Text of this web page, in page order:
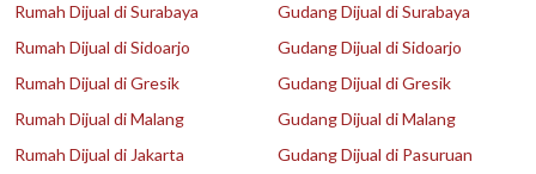
Rumah Dijual di Surabaya
Rumah Dijual di Sidoarjo
Rumah Dijual di Gresik
Rumah Dijual di Malang
Rumah Dijual di Jakarta
Gudang Dijual di Surabaya
Gudang Dijual di Sidoarjo
Gudang Dijual di Gresik
Gudang Dijual di Malang
Gudang Dijual di Pasuruan